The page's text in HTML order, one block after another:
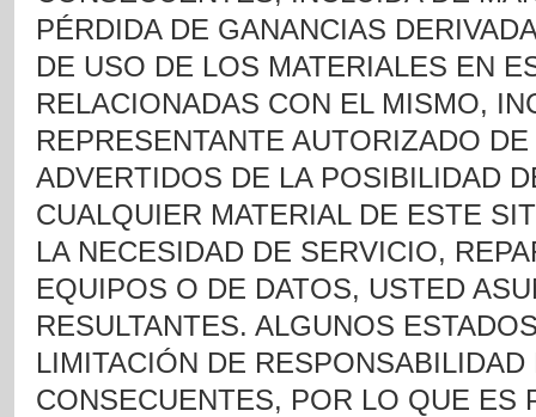
PÉRDIDA DE GANANCIAS
DE USO DE LOS MATERIALES EN
RELACIONADAS CON EL MISMO,
REPRESENTANTE AUTORIZADO
ADVERTIDOS DE LA POSIBILIDAD
CUALQUIER MATERIAL DE ESTE
LA NECESIDAD DE SERVICIO,
EQUIPOS O DE DATOS, USTED
RESULTANTES. ALGUNOS
LIMITACIÓN DE
CONSECUENTES, POR LO QUE ES